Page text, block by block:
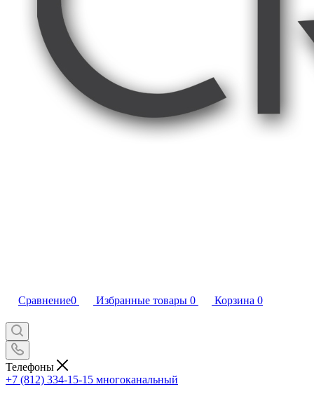
Сравнение0 Избранные товары 0 Корзина 0
Телефоны
+7 (812) 334-15-15 многоканальный